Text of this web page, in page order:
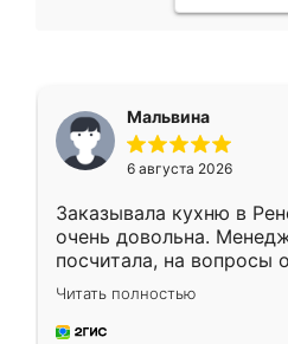
Мальвина
6 августа 2026
Заказывала кухню в
очень довольна.
посчитала, на вопросы
Замерщик приехал в
делу со всей
за день, ребята
Читать полностью